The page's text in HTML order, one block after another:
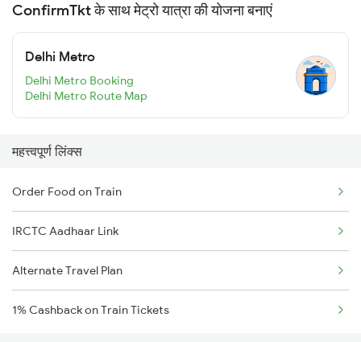
ConfirmTkt के साथ मेट्रो यात्रा की योजना बनाएं
Delhi Metro
Delhi Metro Booking
Delhi Metro Route Map
महत्त्वपूर्ण लिंक्स
Order Food on Train
IRCTC Aadhaar Link
Alternate Travel Plan
1% Cashback on Train Tickets